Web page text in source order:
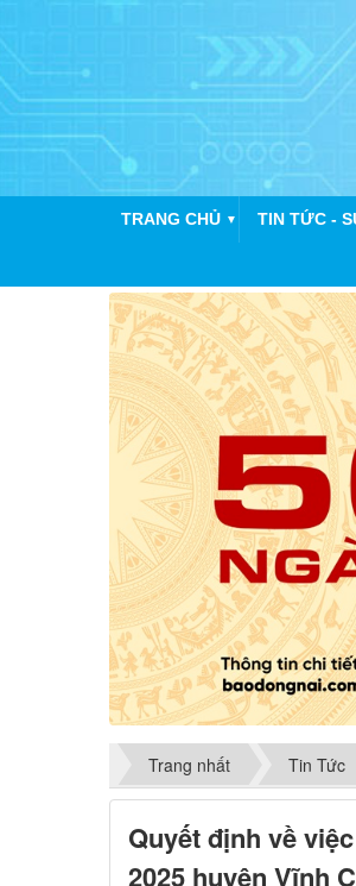
TRANG CHỦ ▼ TIN TỨC -
Trang nhất Tin Tức
Quyết định về
2025 huyện Vĩnh